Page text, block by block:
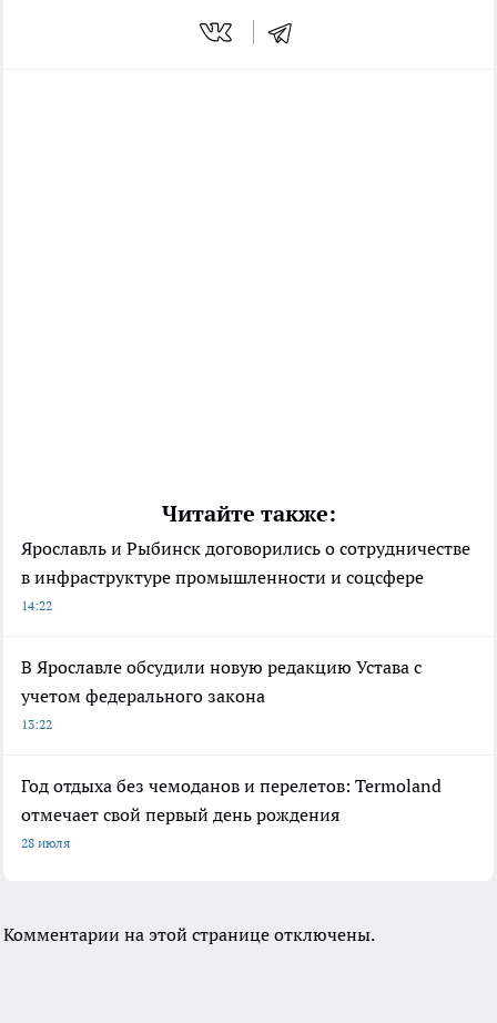
Читайте также:
Ярославль и Рыбинск договорились о сотрудничестве
в инфраструктуре промышленности и соцсфере
14:22
В Ярославле обсудили новую редакцию Устава с
учетом федерального закона
13:22
Год отдыха без чемоданов и перелетов: Termoland
отмечает свой первый день рождения
28 июля
Комментарии на этой странице отключены.